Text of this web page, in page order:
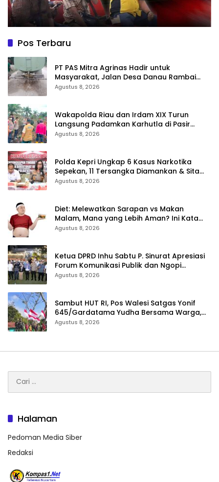
Pos Terbaru
‎PT PAS Mitra Agrinas Hadir untuk
Masyarakat, Jalan Desa Danau Rambai
Dirawat dan Disiram
Agustus 8, 2026
Wakapolda Riau dan Irdam XIX Turun
Langsung Padamkan Karhutla di Pasir
Limau Kapas Rohil
Agustus 8, 2026
Polda Kepri Ungkap 6 Kasus Narkotika
Sepekan, 11 Tersangka Diamankan & Sita
402 Gram Sabu
Agustus 8, 2026
Diet: Melewatkan Sarapan vs Makan
Malam, Mana yang Lebih Aman? Ini Kata
Dokter
Agustus 8, 2026
Ketua DPRD Inhu Sabtu P. Sinurat Apresiasi
Forum Komunikasi Publik dan Ngopi
Bersama Kejari Inhu
Agustus 8, 2026
Sambut HUT RI, Pos Walesi Satgas Yonif
645/Gardatama Yudha Bersama Warga,
Kibarkan Merah Putih di Bukit Walesi
Agustus 8, 2026
untuk:
Halaman
Pedoman Media Siber
Redaksi